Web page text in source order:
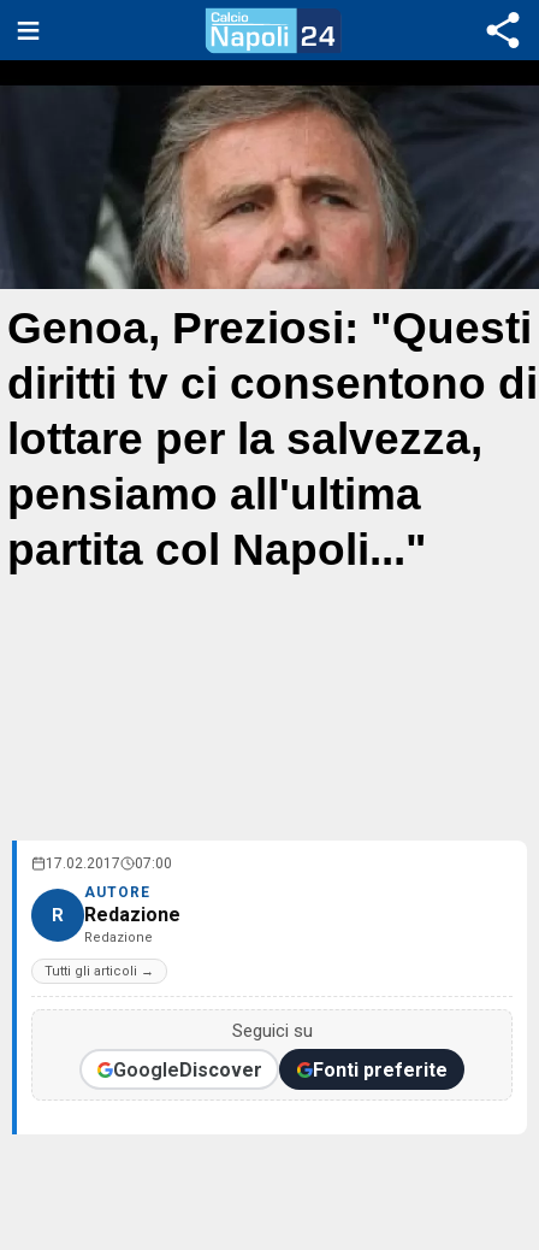
Genoa, Preziosi: "Questi
diritti tv ci consentono di
lottare per la salvezza,
pensiamo all'ultima
partita col Napoli..."
17.02.2017 07:00
R
AUTORE
Redazione
Redazione
Tutti gli articoli →
Seguici su
GoogleDiscover Fonti preferite